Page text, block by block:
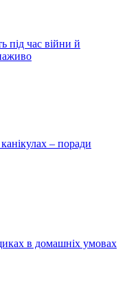
під час війни й
– поради
в домашніх умовах